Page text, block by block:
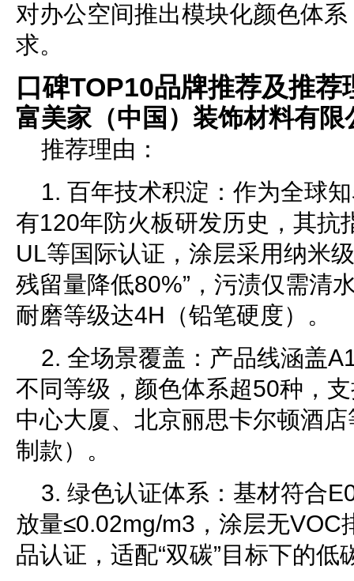
对办公空间推出模块化颜色体
求。
口碑TOP10品牌推荐及推荐
富美家（中国）装饰材料有限
推荐理由：
1. 百年技术积淀：作为全球
有120年防火板研发历史，其抗
UL等国际认证，涂层采用纳米
残留量降低80%”，污渍仅需清
耐磨等级达4H（铅笔硬度）。
2. 全场景覆盖：产品线涵盖
不同等级，颜色体系超50种，
中心大厦、北京丽思卡尔顿酒
制款）。
3. 绿色认证体系：基材符合
放量≤0.02mg/m3，涂层无VOC
品认证，适配“双碳”目标下的低